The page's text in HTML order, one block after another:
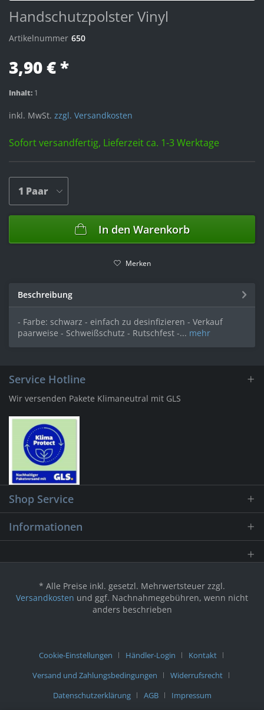
Handschutzpolster Vinyl
Artikelnummer 650
3,90 € *
Inhalt: 1
inkl. MwSt. zzgl. Versandkosten
Sofort versandfertig, Lieferzeit ca. 1-3 Werktage
In den Warenkorb
Merken
Beschreibung
- Farbe: schwarz - einfach zu desinfizieren - Verkauf
paarweise - Schweißschutz - Rutschfest -... mehr
Service Hotline
Wir versenden Pakete Klimaneutral mit GLS
Shop Service
Informationen
* Alle Preise inkl. gesetzl. Mehrwertsteuer zzgl.
Versandkosten und ggf. Nachnahmegebühren, wenn nicht
anders beschrieben
Cookie-Einstellungen Händler-Login
Kontakt
Versand und Zahlungsbedingungen
Widerrufsrecht
Datenschutzerklärung
AGB Impressum